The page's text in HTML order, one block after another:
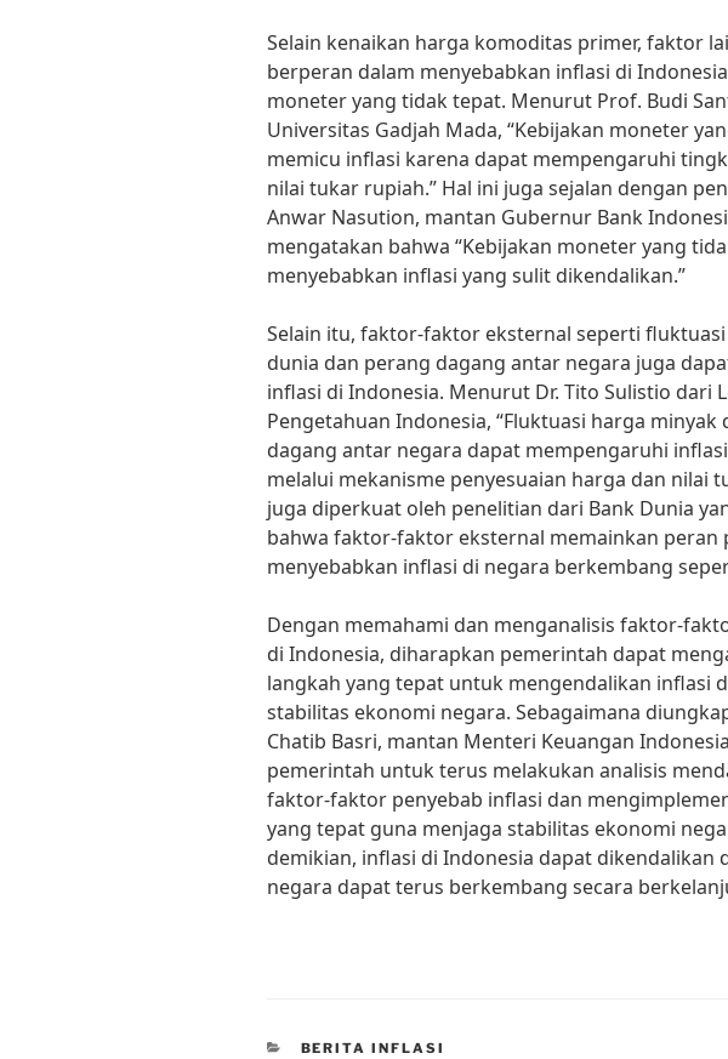
Selain kenaikan harga komoditas primer, faktor
berperan dalam menyebabkan inflasi di
moneter yang tidak tepat. Menurut Prof. Budi
Universitas Gadjah Mada, “Kebijakan moneter
memicu inflasi karena dapat mempengaruhi
nilai tukar rupiah.” Hal ini juga sejalan dengan
Anwar Nasution, mantan Gubernur Bank
mengatakan bahwa “Kebijakan moneter yang
menyebabkan inflasi yang sulit dikendalikan.”
Selain itu, faktor-faktor eksternal seperti
dunia dan perang dagang antar negara juga
inflasi di Indonesia. Menurut Dr. Tito Sulistio dari
Pengetahuan Indonesia, “Fluktuasi harga minyak
dagang antar negara dapat mempengaruhi
melalui mekanisme penyesuaian harga dan nilai
juga diperkuat oleh penelitian dari Bank Dunia
bahwa faktor-faktor eksternal memainkan peran
menyebabkan inflasi di negara berkembang
Dengan memahami dan menganalisis faktor-
di Indonesia, diharapkan pemerintah dapat
langkah yang tepat untuk mengendalikan inflasi
stabilitas ekonomi negara. Sebagaimana
Chatib Basri, mantan Menteri Keuangan
pemerintah untuk terus melakukan analisis
faktor-faktor penyebab inflasi dan
yang tepat guna menjaga stabilitas ekonomi
demikian, inflasi di Indonesia dapat dikendalikan
negara dapat terus berkembang secara
CATEGORIES
BERITA INFLASI